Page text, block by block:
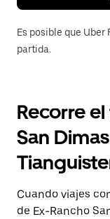
Es posible que Uber
partida.
Recorre
San
Cuando viajes
de Ex-Rancho